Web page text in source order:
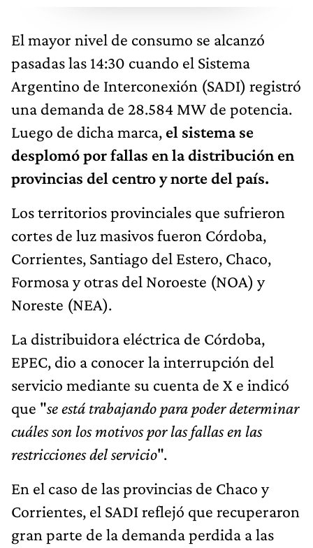
El mayor nivel de consumo se alcanzó
pasadas las 14:30 cuando el Sistema
Argentino de Interconexión (SADI) registró
una demanda de 28.584 MW de potencia.
Luego de dicha marca, el sistema se
desplomó por fallas en la distribución en
provincias del centro y norte del país.
Los territorios provinciales que sufrieron
cortes de luz masivos fueron Córdoba,
Corrientes, Santiago del Estero, Chaco,
Formosa y otras del Noroeste (NOA) y
Noreste (NEA).
La distribuidora eléctrica de Córdoba,
EPEC, dio a conocer la interrupción del
servicio mediante su cuenta de X e indicó
que "se está trabajando para poder determinar
cuáles son los motivos por las fallas en las
restricciones del servicio".
En el caso de las provincias de Chaco y
Corrientes, el SADI reflejó que recuperaron
gran parte de la demanda perdida a las